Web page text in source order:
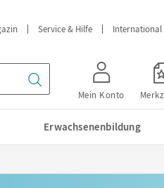
Service & Hilfe International
Mein Konto
Erwachsenenbildung